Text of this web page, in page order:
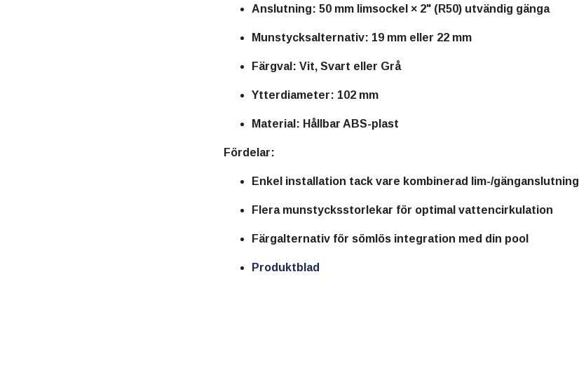
Anslutning: 50 mm limsockel × 2" (R50) utvändig gänga
Munstycksalternativ: 19 mm eller 22 mm
Färgval: Vit, Svart eller Grå
Ytterdiameter: 102 mm
Material: Hållbar ABS-plast
Fördelar:
Enkel installation tack vare kombinerad lim-/gänganslutning
Flera munstycksstorlekar för optimal vattencirkulation
Färgalternativ för sömlös integration med din pool
Produktblad